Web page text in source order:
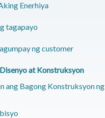
Enerhiya
tagapayo
ng customer
at Konstruksyon
ang Bagong Konstruksyon ng